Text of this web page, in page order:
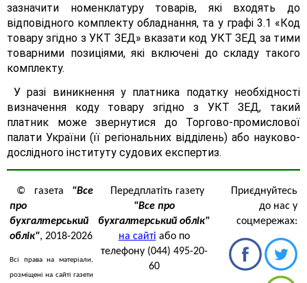
зазначити номенклатуру товарів, які входять до
відповідного комплекту обладнання, та у графі 3.1 «Код
товару згідно з УКТ ЗЕД» вказати код УКТ ЗЕД за тими
товарними позиціями, які включені до складу такого
комплекту.
У разі виникнення у платника податку необхідності
визначення коду товару згідно з УКТ ЗЕД, такий
платник може звернутися до Торгово-промислової
палати України (її регіональних відділень) або науково-
дослідного інституту судових експертиз.
© газета "Все
про
бухгалтерський
облік", 2018-2026
Всі права на матеріали,
розміщені на сайті газети
Передплатіть газету
"Все про
бухгалтерський облік"
на сайті або по
телефону (044) 495-20-
60
Приєднуйтесь
до нас у
соцмережах: